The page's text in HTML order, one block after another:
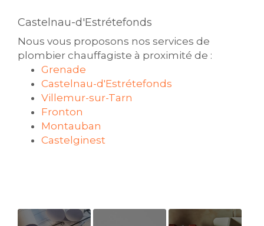
Castelnau-d'Estrétefonds
Nous vous proposons nos services de
plombier chauffagiste à proximité de :
Grenade
Castelnau-d'Estrétefonds
Villemur-sur-Tarn
Fronton
Montauban
Castelginest